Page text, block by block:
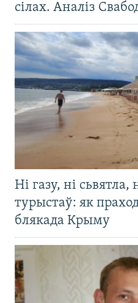
сілах. Аналіз
Ні газу, ні сьвятла,
турыстаў: як
блякада Крыму